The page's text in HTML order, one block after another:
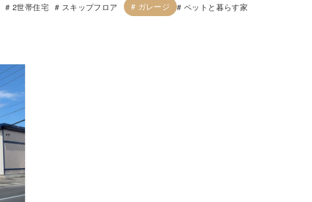
2世帯住宅 スキップフロア ガレージ
ペットと暮らす家